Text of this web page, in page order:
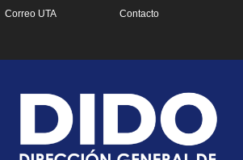
Correo UTA Contacto